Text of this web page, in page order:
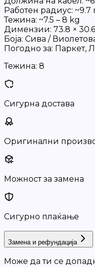
Работен радиус: ~9.7
Тежина: ~7.5 – 8 kg
Димензии: 73.8 × 30.6
Боја: Сива /
Погодно за: Паркет,
Тежина: 8
Сигурна достава
Оригинални
Можност за замена
Сигурно плаќање
Замена и рефундација
Може да ти се